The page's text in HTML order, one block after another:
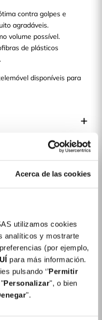
Acerca de las cookies
utilizamos cookies
analíticos y mostrarte
(por ejemplo,
para más información.
pulsando ‘’Permitir
Personalizar", o bien
".
contra golpes e
agradáveis.
volume possível.
de plásticos
disponíveis para
Galaxy
S23 Ultra:
12,99 €
Subtotal: 12,99 €